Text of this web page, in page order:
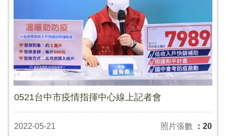
0521台中市疫情指揮中心線上記者會
2022-05-21 照片張數 ：20